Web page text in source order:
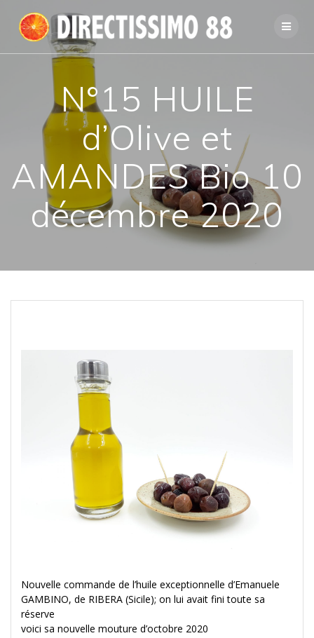
au
contenu
N°15 HUILE
d’Olive et
AMANDES Bio 10
décembre 2020
Nouvelle commande de l’huile exceptionnelle d’Emanuele
GAMBINO, de RIBERA (Sicile); on lui avait fini toute sa
réserve
voici sa nouvelle mouture d’octobre 2020